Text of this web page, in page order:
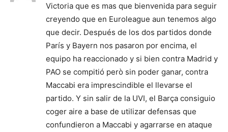
Victoria que es mas que bienvenida para seguir
creyendo que en Euroleague aun tenemos algo
que decir. Después de los dos partidos donde
París y Bayern nos pasaron por encima, el
equipo ha reaccionado y si bien contra Madrid y
PAO se compitió però sin poder ganar, contra
Maccabi era imprescindible el llevarse el
partido. Y sin salir de la UVI, el Barça consiguio
coger aire a base de utilizar defensas que
confundieron a Maccabi y agarrarse en ataque